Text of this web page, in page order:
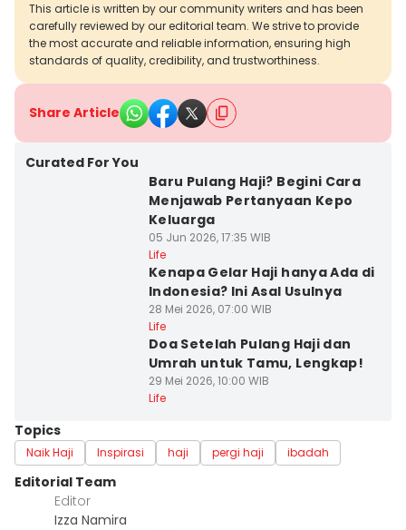
This article is written by our community writers and has been
carefully reviewed by our editorial team. We strive to provide
the most accurate and reliable information, ensuring high
standards of quality, credibility, and trustworthiness.
Share Article
Curated For You
Baru Pulang Haji? Begini Cara
Menjawab Pertanyaan Kepo
Keluarga
05 Jun 2026, 17:35 WIB
Life
Kenapa Gelar Haji hanya Ada di
Indonesia? Ini Asal Usulnya
28 Mei 2026, 07:00 WIB
Life
Doa Setelah Pulang Haji dan
Umrah untuk Tamu, Lengkap!
29 Mei 2026, 10:00 WIB
Life
Topics
Naik Haji Inspirasi haji pergi haji ibadah
Editorial Team
Editor
Izza Namira